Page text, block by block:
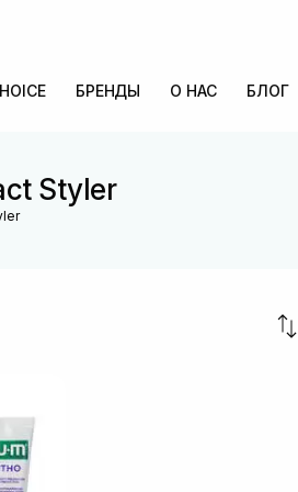
БРЕНДЫ О НАС БЛОГ
Styler